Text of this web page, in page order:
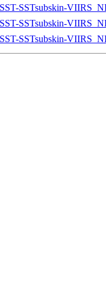
SSTsubskin-
SSTsubskin-
SSTsubskin-